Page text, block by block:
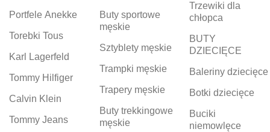
Portfele Anekke
Torebki Tous
Karl Lagerfeld
Tommy Hilfiger
Calvin Klein
Tommy Jeans
Buty sportowe
męskie
Sztyblety męskie
Trampki męskie
Trapery męskie
Buty trekkingowe
męskie
Trzewiki dla
chłopca
BUTY
DZIECIĘCE
Baleriny dziecięce
Botki dziecięce
Buciki
niemowlęce